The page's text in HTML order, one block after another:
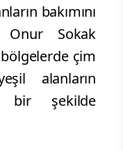
bakımını
Onur Sokak
çim
alanların
bir şekilde